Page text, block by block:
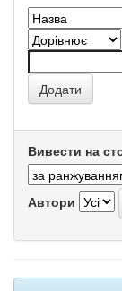
Вивести на
Автори